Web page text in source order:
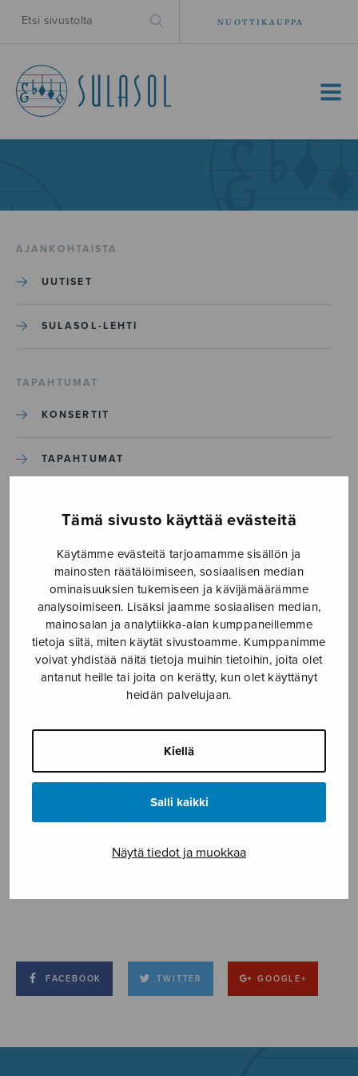
Tämä sivusto käyttää evästeitä
Käytämme evästeitä tarjoamamme sisällön ja
mainosten räätälöimiseen, sosiaalisen median
ominaisuuksien tukemiseen ja kävijämäärämme
analysoimiseen. Lisäksi jaamme sosiaalisen median,
mainosalan ja analytiikka-alan kumppaneillemme
tietoja siitä, miten käytät sivustoamme. Kumppanimme
voivat yhdistää näitä tietoja muihin tietoihin, joita olet
antanut heille tai joita on kerätty, kun olet käyttänyt
heidän palvelujaan.
Kiellä
Salli kaikki
Näytä tiedot ja muokkaa
NUOTTIKAUPPA
MENU
AJANKOHTAISTA
UUTISET
SULASOL-LEHTI
TAPAHTUMAT
KONSERTIT
TAPAHTUMAT
Etusivu › Media › Sudden Light_S2661
Sudden Light_S2661
30.3.2020
FACEBOOK TWITTER GOOGLE+